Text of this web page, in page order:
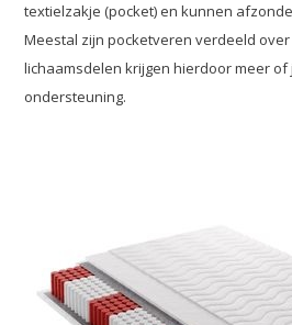
textielzakje (pocket) en kunnen
Meestal zijn pocketveren verdeeld over
lichaamsdelen krijgen hierdoor meer of
ondersteuning.